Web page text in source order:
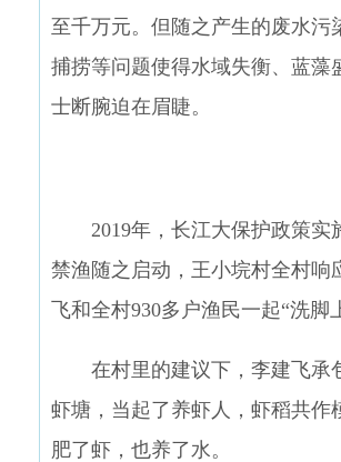
至千万元。但随之产生的废水污
捕捞等问题使得水域失衡、蓝藻
士断腕迫在眉睫。
2019年，长江大保护政策实
禁渔随之启动，王小垸村全村响
飞和全村930多户渔民一起“洗脚
在村里的建议下，李建飞承
虾塘，当起了养虾人，虾稻共作
肥了虾，也养了水。